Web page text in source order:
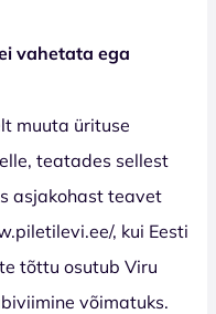
vahetata ega
muuta ürituse
teatades sellest
asjakohast teavet
, kui Eesti
tõttu osutub Viru
võimatuks.